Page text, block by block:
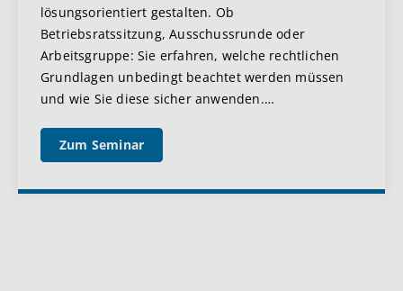
lösungsorientiert gestalten. Ob
Betriebsratssitzung, Ausschussrunde oder
Arbeitsgruppe: Sie erfahren, welche rechtlichen
Grundlagen unbedingt beachtet werden müssen
und wie Sie diese sicher anwenden.…
Zum Seminar